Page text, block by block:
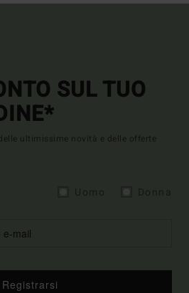
SUL TUO
ultimissime novità e delle offerte
Registrarsi